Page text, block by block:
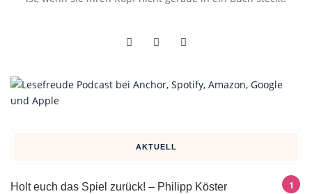
AKTUELL
Holt euch das Spiel zurück! – Philipp Köster